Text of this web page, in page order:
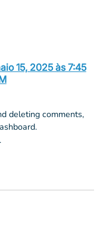
15, 2025 às 7:45
deleting comments,
.